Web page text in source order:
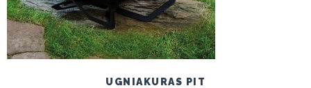
UGNIAKURAS PIT